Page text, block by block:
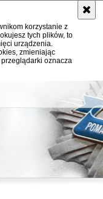
korzystanie z
tych plików, to
urządzenia.
zmieniając
oznacza